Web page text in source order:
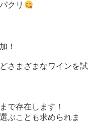
クリ
！
さまざまなワインを試
で存在します！
ぶことも求められま